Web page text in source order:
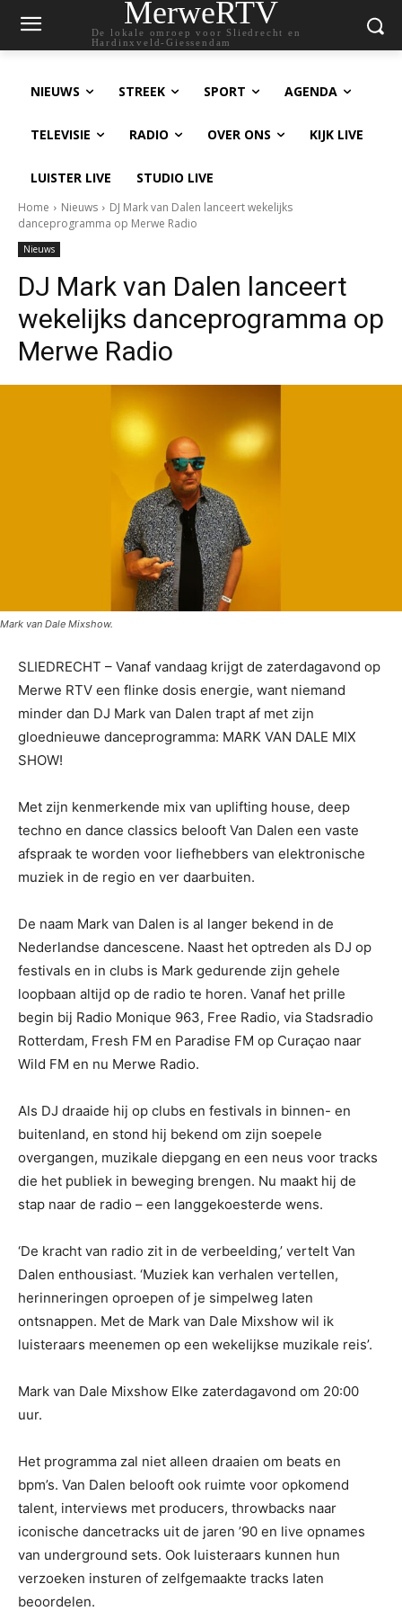
MerweRTV
De lokale omroep voor Sliedrecht en
Hardinxveld-Giessendam
NIEUWS STREEK SPORT AGENDA
TELEVISIE RADIO OVER ONS KIJK LIVE
LUISTER LIVE STUDIO LIVE
Home Nieuws
DJ Mark van Dalen lanceert wekelijks
danceprogramma op Merwe Radio
Nieuws
DJ Mark van Dalen lanceert
wekelijks danceprogramma op
Merwe Radio
Mark van Dale Mixshow.
SLIEDRECHT – Vanaf vandaag krijgt de zaterdagavond op
Merwe RTV een flinke dosis energie, want niemand
minder dan DJ Mark van Dalen trapt af met zijn
gloednieuwe danceprogramma: MARK VAN DALE MIX
SHOW!
Met zijn kenmerkende mix van uplifting house, deep
techno en dance classics belooft Van Dalen een vaste
afspraak te worden voor liefhebbers van elektronische
muziek in de regio en ver daarbuiten.
De naam Mark van Dalen is al langer bekend in de
Nederlandse dancescene. Naast het optreden als DJ op
festivals en in clubs is Mark gedurende zijn gehele
loopbaan altijd op de radio te horen. Vanaf het prille
begin bij Radio Monique 963, Free Radio, via Stadsradio
Rotterdam, Fresh FM en Paradise FM op Curaçao naar
Wild FM en nu Merwe Radio.
Als DJ draaide hij op clubs en festivals in binnen- en
buitenland, en stond hij bekend om zijn soepele
overgangen, muzikale diepgang en een neus voor tracks
die het publiek in beweging brengen. Nu maakt hij de
stap naar de radio – een langgekoesterde wens.
‘De kracht van radio zit in de verbeelding,’ vertelt Van
Dalen enthousiast. ‘Muziek kan verhalen vertellen,
herinneringen oproepen of je simpelweg laten
ontsnappen. Met de Mark van Dale Mixshow wil ik
luisteraars meenemen op een wekelijkse muzikale reis’.
Mark van Dale Mixshow Elke zaterdagavond om 20:00
uur.
Het programma zal niet alleen draaien om beats en
bpm’s. Van Dalen belooft ook ruimte voor opkomend
talent, interviews met producers, throwbacks naar
iconische dancetracks uit de jaren ’90 en live opnames
van underground sets. Ook luisteraars kunnen hun
verzoeken insturen of zelfgemaakte tracks laten
beoordelen.